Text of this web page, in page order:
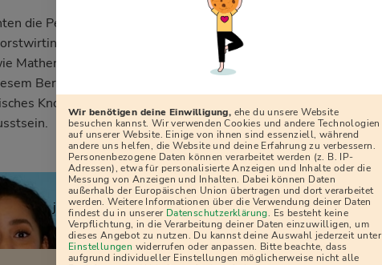
die Personalverantwortlichen bei einer
typischerweise in erster Linie auf die
Mathematik. Wichtige weitere Eigenschaften
Beruf einbringen können, sind Umsicht,
Know-how, Freude an naturnaher Arbeit,
j
Wir benötigen deine Einwilligung, ehe du unsere Website
besuchen kannst. Wir verwenden Cookies und andere Technologien
auf unserer Website. Einige von ihnen sind essenziell, während
andere uns helfen, die Website und deine Erfahrung zu verbessern.
Personenbezogene Daten können verarbeitet werden (z. B. IP-
Adressen), etwa für personalisierte Anzeigen und Inhalte oder die
Messung von Anzeigen und Inhalten. Dabei können Daten
außerhalb der Europäischen Union übertragen und dort verarbeitet
werden. Weitere Informationen über die Verwendung deiner Daten
findest du in unserer Datenschutzerklärung. Es besteht keine
Verpflichtung, in die Verarbeitung deiner Daten einzuwilligen, um
dieses Angebot zu nutzen. Du kannst deine Auswahl jederzeit unter
Einstellungen widerrufen oder anpassen. Bitte beachte, dass
aufgrund individueller Einstellungen möglicherweise nicht alle